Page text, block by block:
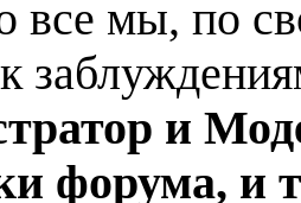
все мы, по
и
форума, и